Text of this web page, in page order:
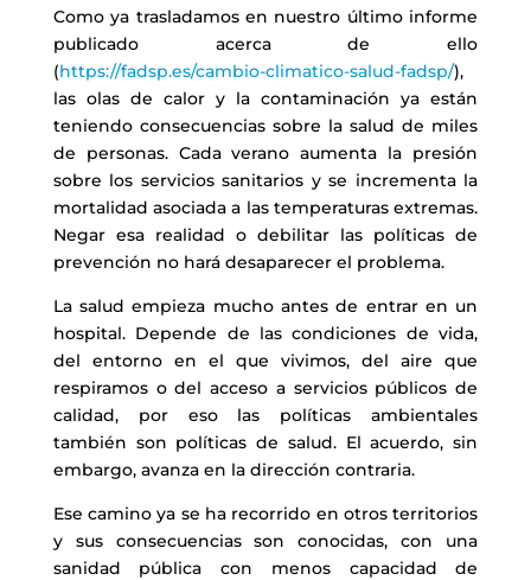
Como ya trasladamos en nuestro último informe
publicado acerca de ello
(https://fadsp.es/cambio-climatico-salud-fadsp/),
las olas de calor y la contaminación ya están
teniendo consecuencias sobre la salud de miles
de personas. Cada verano aumenta la presión
sobre los servicios sanitarios y se incrementa la
mortalidad asociada a las temperaturas extremas.
Negar esa realidad o debilitar las políticas de
prevención no hará desaparecer el problema.
La salud empieza mucho antes de entrar en un
hospital. Depende de las condiciones de vida,
del entorno en el que vivimos, del aire que
respiramos o del acceso a servicios públicos de
calidad, por eso las políticas ambientales
también son políticas de salud. El acuerdo, sin
embargo, avanza en la dirección contraria.
Ese camino ya se ha recorrido en otros territorios
y sus consecuencias son conocidas, con una
sanidad pública con menos capacidad de